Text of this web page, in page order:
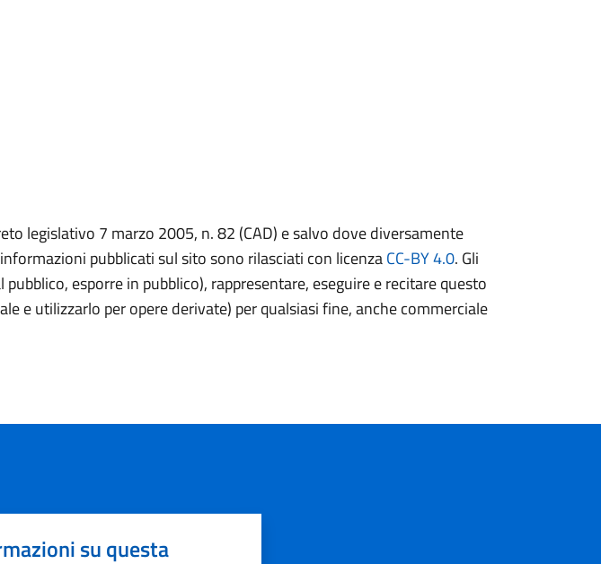
legislativo 7 marzo 2005, n. 82 (CAD) e salvo dove diversamente
pubblicati sul sito sono rilasciati con licenzaCC-BY 4.0. Gli
esporre in pubblico), rappresentare, eseguire e recitare questo
e utilizzarlo per opere derivate) per qualsiasi fine, anche commerciale
su questa